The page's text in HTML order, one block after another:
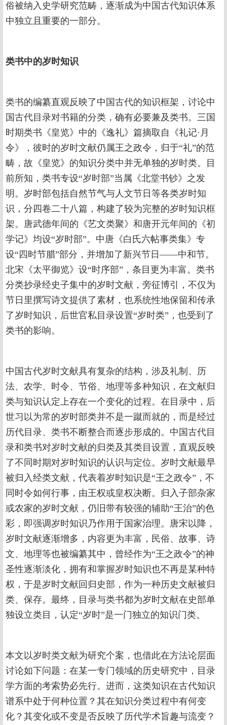
俗被纳入史学研究范畴，逐渐成为中国古代知识体系
中独立且重要的一部分。
类书中的岁时知识
类书的编纂直观反映了中国古代的知识框架，讨论中
国古代目录对书籍的分类，确有必要兼及类书。三国
时期类书《皇览》中的《逸礼》篇摘取自《礼记·月
令》，彼时的岁时文献仍属王之政令，归于“礼”的范
畴，故《皇览》的知识分类中并无单独的岁时类。目
前所知，类书专设“岁时部”当属《北堂书钞》之发
明。岁时部包括自然节气与人文节日等各类岁时知
识，分四卷二十八篇，构建了较为完整的岁时知识框
架。唐武德年间的《艺文类聚》和唐开元年间的《初
学记》均设“岁时部”。中唐《白氏六帖事类集》专
设“四时节腊”部分，并增加了新兴节日——中和节。
北宋《太平御览》设“时序部”，条目更为丰富。类书
分类抄录经史子集中的岁时文献，旁征博引，不仅为
节日里撰写诗文提供了素材，也系统性地保留和传承
了岁时知识，后世官私目录设置“岁时类”，也受到了
类书的影响。
中国古代岁时文献具有复杂的结构，涉及礼制、历
法、农学、时令、节俗、地理等多种知识，在文献归
类与知识认定上存在一个变化的过程。在目录中，后
世习以为常的岁时部类并不是一蹴而就的，而是经过
历代目录、类书不断整合而逐步形成的。中国古代目
录和类书对岁时文献的归类及其类目设置，直观反映
了不同时期对岁时知识的认识与定位。岁时文献最早
被归入经类文献，代表着岁时知识是“王之政令”，不
同时令如何行事，由王权或皇权决断。归入子部杂家
或农家的岁时文献，仍旧带有较强的辅助“王治”的色
彩，即强调岁时知识乃作用于国家治理。唐宋以降，
岁时文献逐渐增多，内容更为丰富，民俗、故事、诗
文、地理等也被编纂其中，曾经作为“王之政令”的神
圣性逐渐淡化，拥有和掌握岁时知识也不再是某种特
权，于是岁时文献回归史部，作为一种历史文献被归
类、保存。最终，目录与类书都为岁时文献在史部单
独设立类目，认定“岁时”是一门独立的知识门类。
本文以岁时类文献为研究个案，也借此在方法论层面
讨论如下问题：在某一专门领域的历史研究中，目录
学方面的考索势必先行。进而，这类知识在古代知识
谱系中处于何种位置？其在知识分类过程中有何变
化？其变化或不变是否反映了历代学术旨趣与流变？